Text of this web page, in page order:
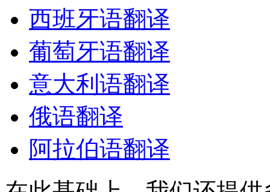
西班牙语翻译
葡萄牙语翻译
意大利语翻译
俄语翻译
阿拉伯语翻译